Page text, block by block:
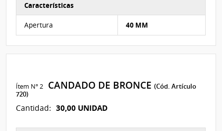
Características
Apertura 40 MM
Ítem Nº 2 CANDADO DE BRONCE(Cód. Artículo
720)
Cantidad: 30,00 UNIDAD